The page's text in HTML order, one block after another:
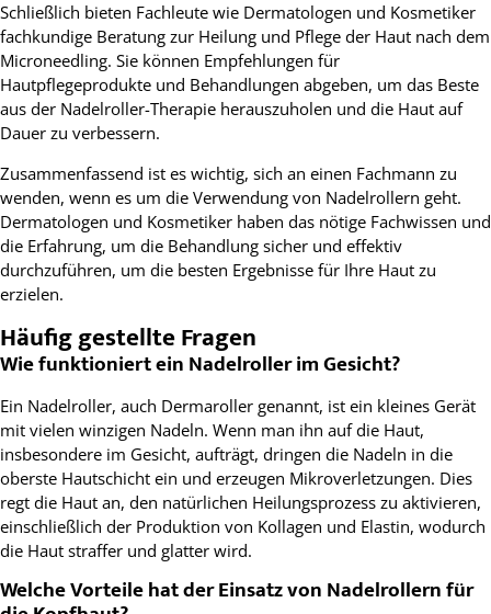
Schließlich bieten Fachleute wie Dermatologen und Kosmetiker
fachkundige Beratung zur Heilung und Pflege der Haut nach dem
Microneedling. Sie können Empfehlungen für
Hautpflegeprodukte und Behandlungen abgeben, um das Beste
aus der Nadelroller-Therapie herauszuholen und die Haut auf
Dauer zu verbessern.
Zusammenfassend ist es wichtig, sich an einen Fachmann zu
wenden, wenn es um die Verwendung von Nadelrollern geht.
Dermatologen und Kosmetiker haben das nötige Fachwissen und
die Erfahrung, um die Behandlung sicher und effektiv
durchzuführen, um die besten Ergebnisse für Ihre Haut zu
erzielen.
Häufig gestellte Fragen
Wie funktioniert ein Nadelroller im Gesicht?
Ein Nadelroller, auch Dermaroller genannt, ist ein kleines Gerät
mit vielen winzigen Nadeln. Wenn man ihn auf die Haut,
insbesondere im Gesicht, aufträgt, dringen die Nadeln in die
oberste Hautschicht ein und erzeugen Mikroverletzungen. Dies
regt die Haut an, den natürlichen Heilungsprozess zu aktivieren,
einschließlich der Produktion von Kollagen und Elastin, wodurch
die Haut straffer und glatter wird.
Welche Vorteile hat der Einsatz von Nadelrollern für